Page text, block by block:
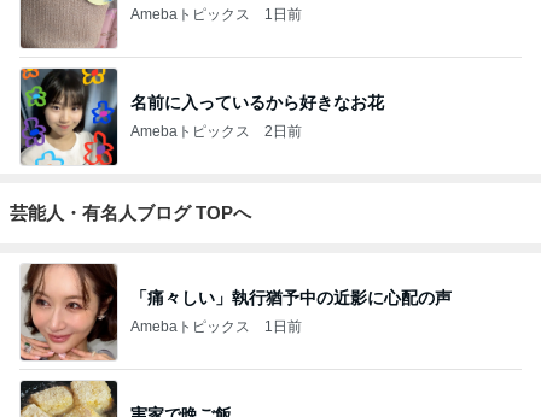
Amebaトピックス 1日前
名前に入っているから好きなお花
Amebaトピックス 2日前
芸能人・有名人ブログ TOPへ
「痛々しい」執行猶予中の近影に心配の声
Amebaトピックス 1日前